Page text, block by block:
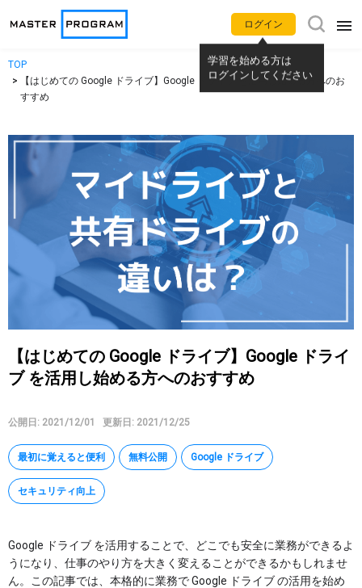
アプリ別使い方動画
Gmail Google カレンダー
Google Meet Google Chat
Google ドライブ Google ドキュメント
Google スプレッドシート Google スライド
Google タスク Google Keep
その他
講座
ログイン
学習を始める方は
TOP
【はじめての Google ドライブ】Google ドライブ を活用し始める方へのお
すすめ
【はじめての Google ドライブ】Google ドライ
ブ を活用し始める方へのおすすめ
公開日: 2021/12/01 更新日: 2021/12/25
最初に覚えると便利 無料公開 Google ドライブ
セキュリティ向上
Google ドライブ を活用することで、どこでも安全に業務ができるよ
うになり、仕事のやり方を大きく変えることができるかもしれませ
ん。この記事では、本格的に業務で Google ドライブ の活用を始め